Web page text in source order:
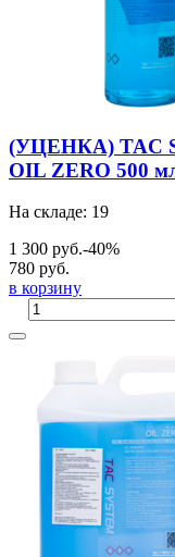
(УЦЕНКА) TAC
OIL ZERO 500
На складе: 19
1 300 руб.-40%
780 руб.
в корзину